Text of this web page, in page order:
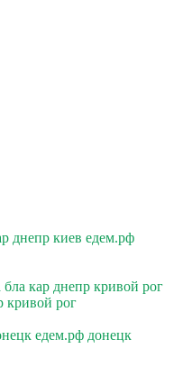
днепр киев едем.рф
кар днепр кривой рог
кривой рог
едем.рф донецк